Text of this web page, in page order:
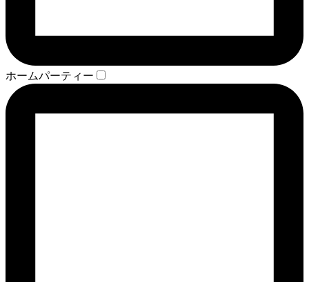
ホームパーティー